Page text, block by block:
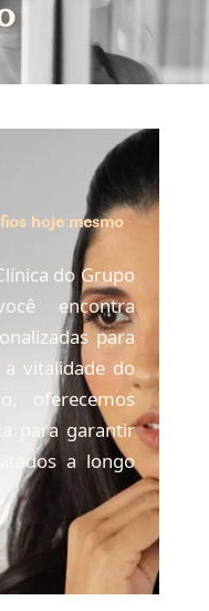
hoje mesmo
do Grupo
encontra
para
vitalidade do
oferecemos
para garantir
a longo